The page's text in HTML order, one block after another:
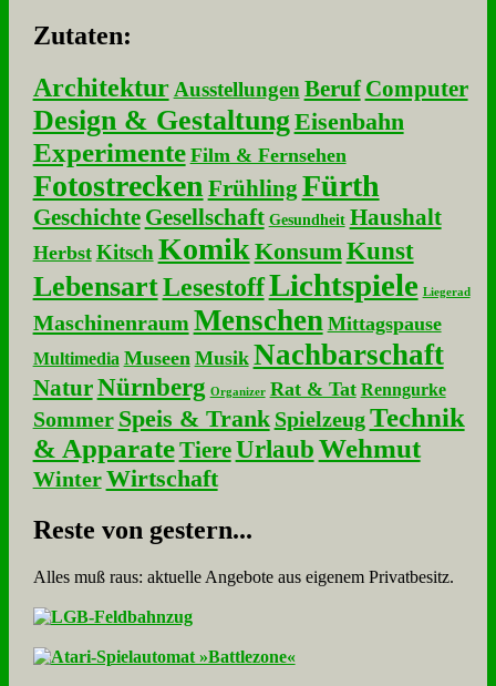
Zu­ta­ten:
Architektur Ausstellungen Beruf Computer
Design & GestaltungEisenbahn
Experimente Film & Fernsehen
Fotostrecken Frühling Fürth
Geschichte Gesellschaft Gesundheit Haushalt
Herbst Kitsch Komik KonsumKunst
LebensartLesestoffLichtspiele Liegerad
Maschinenraum Menschen Mittagspause
Multimedia Museen Musik Nachbarschaft
NaturNürnberg Organizer Rat & Tat Renngurke
Sommer Speis & Trank Spielzeug Technik
& Apparate Tiere UrlaubWehmut
Winter Wirtschaft
Re­ste von ge­stern...
Alles muß raus: aktuelle An­ge­bo­te aus eigenem Privatbesitz.